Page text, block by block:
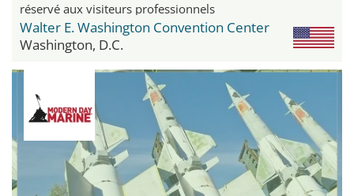
réservé aux visiteurs professionnels
Walter E. Washington Convention Center
Washington, D.C.